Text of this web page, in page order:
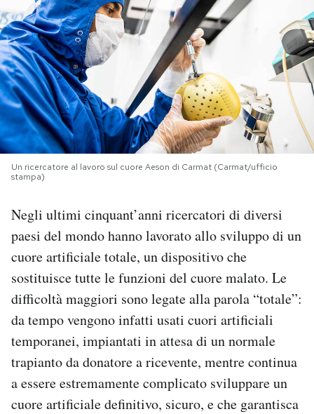
PODCAST
NEWSLETTER
I MIEI PREFERITI
SHOP
CALENDARIO
AREA PERSONALE
Area Personale
Newsletter
Notifiche mobile
Regala il Post
Hai bisogno di aiuto?
Esci
Un ricercatore al lavoro sul cuore Aeson di Carmat (Carmat/ufficio
stampa)
Negli ultimi cinquant’anni ricercatori di diversi
paesi del mondo hanno lavorato allo sviluppo di un
cuore artificiale totale, un dispositivo che
sostituisce tutte le funzioni del cuore malato. Le
difficoltà maggiori sono legate alla parola “totale”:
da tempo vengono infatti usati cuori artificiali
temporanei, impiantati in attesa di un normale
trapianto da donatore a ricevente, mentre continua
a essere estremamente complicato sviluppare un
cuore artificiale definitivo, sicuro, e che garantisca